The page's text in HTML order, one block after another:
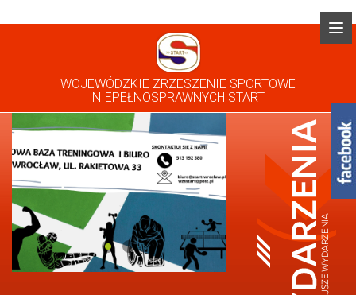
WOJEWÓDZKIE ZRZESZENIE SPORTOWE
NIEPEŁNOSPRAWNYCH START